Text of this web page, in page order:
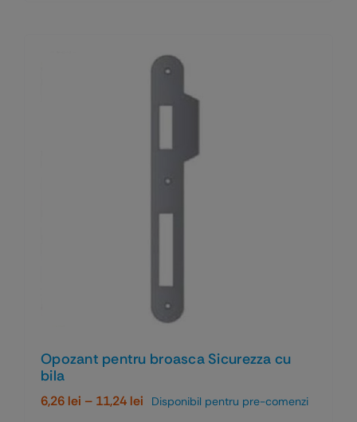
Opozant pentru broasca Sicurezza cu
bila
6,26 lei – 11,24 leiInterval
Disponibil pentru pre-comenzi